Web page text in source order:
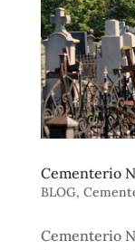
Cementerio
BLOG,
Cementerio